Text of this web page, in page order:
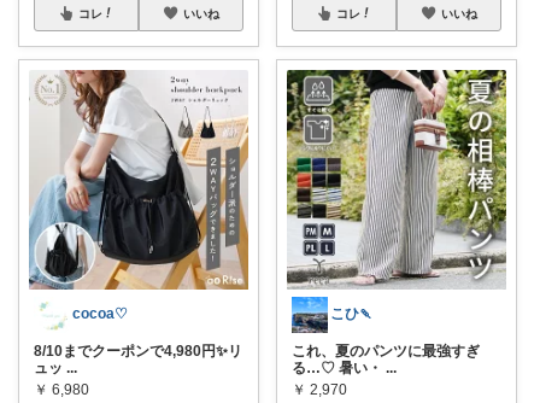
コレ いいね
cocoa♡
8/10までクーポンで4,980円✨リ
ュッ ...
￥ 6,980
コレ いいね
こひ🍡
これ、夏のパンツに最強すぎ
る…♡ 暑い・ ...
￥ 2,970